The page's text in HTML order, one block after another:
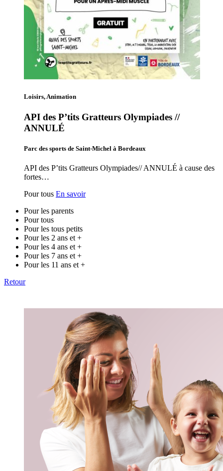
Loisirs, Animation
API des P’tits Gratteurs Olympiades //
ANNULÉ
Parc des sports de Saint-Michel à Bordeaux
API des P’tits Gratteurs Olympiades// ANNULÉ à cause des
fortes…
Pour tous En savoir
Pour les parents
Pour tous
Pour les tous petits
Pour les 2 ans et +
Pour les 4 ans et +
Pour les 7 ans et +
Pour les 11 ans et +
Retour